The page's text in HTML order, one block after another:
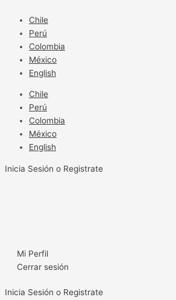
contenido
Chile
Perú
Colombia
México
English
Chile
Perú
Colombia
México
English
Inicia Sesión o Registrate
Mi Perfil
Cerrar sesión
Inicia Sesión o Registrate